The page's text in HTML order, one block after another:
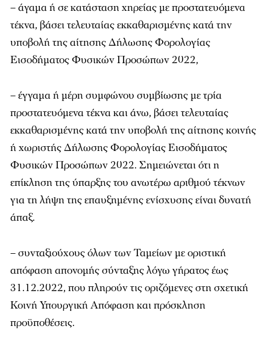
– άγαμα ή σε κατάσταση χηρείας με προστατευόμενα
τέκνα, βάσει τελευταίας εκκαθαρισμένης κατά την
υποβολή της αίτησης Δήλωσης Φορολογίας
Εισοδήματος Φυσικών Προσώπων 2022,
– έγγαμα ή μέρη συμφώνου συμβίωσης με τρία
προστατευόμενα τέκνα και άνω, βάσει τελευταίας
εκκαθαρισμένης κατά την υποβολή της αίτησης κοινής
ή χωριστής Δήλωσης Φορολογίας Εισοδήματος
Φυσικών Προσώπων 2022. Σημειώνεται ότι η
επίκληση της ύπαρξης του ανωτέρω αριθμού τέκνων
για τη λήψη της επαυξημένης ενίσχυσης είναι δυνατή
άπαξ.
– συνταξιούχους όλων των Ταμείων με οριστική
απόφαση απονομής σύνταξης λόγω γήρατος έως
31.12.2022, που πληρούν τις οριζόμενες στη σχετική
Κοινή Υπουργική Απόφαση και πρόσκληση
προϋποθέσεις.